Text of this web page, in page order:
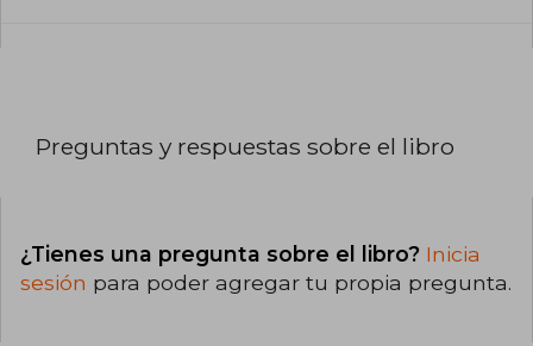
Preguntas y respuestas sobre el libro
¿Tienes una pregunta sobre el libro? Inicia
sesión para poder agregar tu propia pregunta.